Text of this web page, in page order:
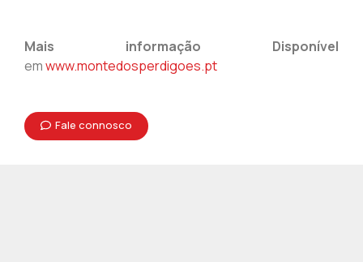
Mais informação Disponível
emwww.montedosperdigoes.pt
Fale connosco